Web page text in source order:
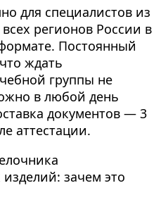
для специалистов из
регионов России в
Постоянный
ждать
группы не
в любой день
документов — 3
аттестации.
зачем это